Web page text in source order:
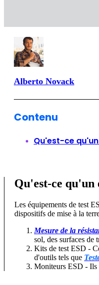
Alberto Novack
Contenu
Qu'est-ce
Qu'est-ce qu'un
Les équipements de test
dispositifs de mise à la
Mesure de la
sol, des surfaces de
Kits de test ESD -
d'outils tels que
Moniteurs ESD - Ils